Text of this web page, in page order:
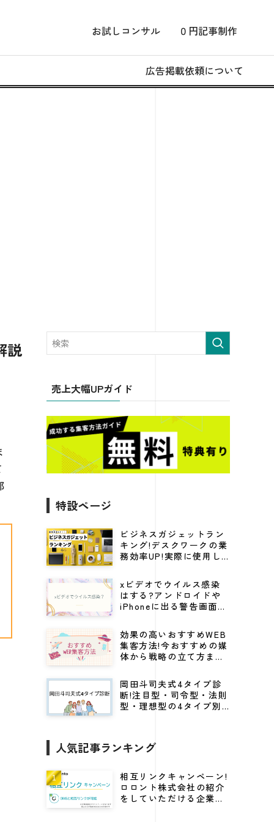
お試しコンサル ０円記事制作
広告掲載依頼について
説
売上大幅UPガイド
特設ページ
ビジネスガジェットラン
キング!デスクワークの業
務効率UP!実際に使用し
xビデオでウイルス感染
はする?アンドロイドや
iPhoneに出る警告画面の
説
効果の高いおすすめWEB
集客方法!今おすすめの媒
体から戦略の立て方まで
岡田斗司夫式4タイプ診
断!注目型・司令型・法則
型・理想型の4タイプ別
人気記事ランキング
相互リンクキャンペーン!
ロロント株式会社の紹介
をしていただける企業様